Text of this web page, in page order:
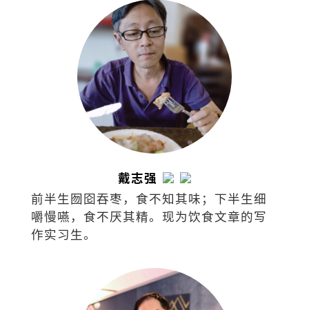
戴志强
前半生囫囵吞枣，食不知其味；下半生细
嚼慢嚥，食不厌其精。现为饮食文章的写
作实习生。